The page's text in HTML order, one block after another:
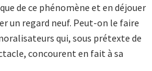
de ce phénomène et en déjouer
un regard neuf. Peut-on le faire
qui, sous prétexte de
concourent en fait à sa